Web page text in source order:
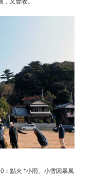
又豐收。
：點火 *小雨、小雪因暴風